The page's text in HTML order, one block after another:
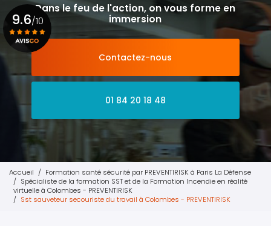
Dans le feu de l'action, on vous forme en
immersion
Contactez-nous
01 84 20 18 48
9.6/10
Voir le certificat
Accueil
Formation santé sécurité par PREVENTIRISK à Paris La Défense
Spécialiste de la formation SST et de la Formation Incendie en réalité
virtuelle à Colombes - PREVENTIRISK
Sst sauveteur secouriste du travail à Colombes - PREVENTIRISK